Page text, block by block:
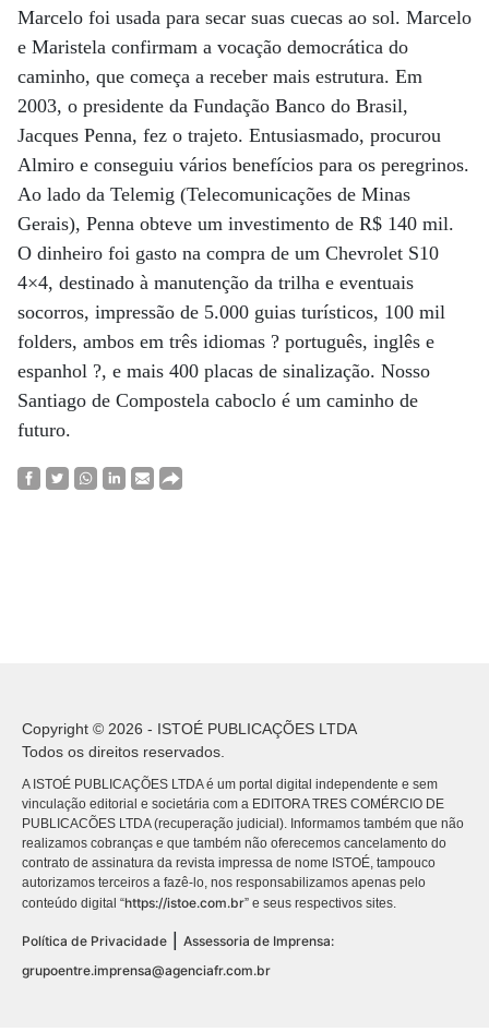
Marcelo foi usada para secar suas cuecas ao sol. Marcelo
e Maristela confirmam a vocação democrática do
caminho, que começa a receber mais estrutura. Em
2003, o presidente da Fundação Banco do Brasil,
Jacques Penna, fez o trajeto. Entusiasmado, procurou
Almiro e conseguiu vários benefícios para os peregrinos.
Ao lado da Telemig (Telecomunicações de Minas
Gerais), Penna obteve um investimento de R$ 140 mil.
O dinheiro foi gasto na compra de um Chevrolet S10
4×4, destinado à manutenção da trilha e eventuais
socorros, impressão de 5.000 guias turísticos, 100 mil
folders, ambos em três idiomas ? português, inglês e
espanhol ?, e mais 400 placas de sinalização. Nosso
Santiago de Compostela caboclo é um caminho de
futuro.
Copyright © 2026 - ISTOÉ PUBLICAÇÕES LTDA
Todos os direitos reservados.
A ISTOÉ PUBLICAÇÕES LTDA é um portal digital independente e sem
vinculação editorial e societária com a EDITORA TRES COMÉRCIO DE
PUBLICACÕES LTDA (recuperação judicial). Informamos também que não
realizamos cobranças e que também não oferecemos cancelamento do
contrato de assinatura da revista impressa de nome ISTOÉ, tampouco
autorizamos terceiros a fazê-lo, nos responsabilizamos apenas pelo
conteúdo digital “https://istoe.com.br” e seus respectivos sites.
Política de Privacidade
Assessoria de Imprensa:
grupoentre.imprensa@agenciafr.com.br